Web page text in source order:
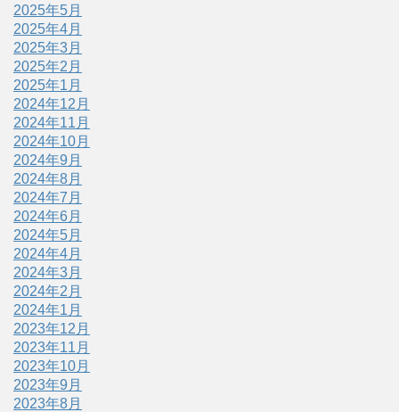
2025年5月
2025年4月
2025年3月
2025年2月
2025年1月
2024年12月
2024年11月
2024年10月
2024年9月
2024年8月
2024年7月
2024年6月
2024年5月
2024年4月
2024年3月
2024年2月
2024年1月
2023年12月
2023年11月
2023年10月
2023年9月
2023年8月